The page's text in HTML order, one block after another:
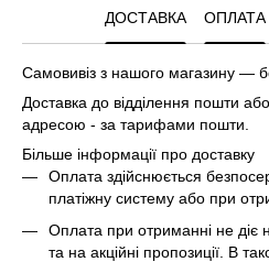
ДОСТАВКА ОПЛАТА
Самовивіз з нашого магазину —
Доставка до відділення пошти
адресою - за тарифами пошти.
Більше інформації про доставку
Оплата здійснюється
платіжну систему або при
Оплата при отриманні не діє
та на акційні пропозиції. В